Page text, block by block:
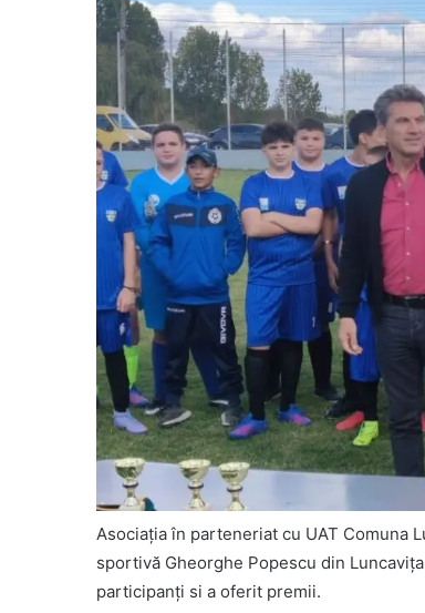
Asociația în parteneriat cu UAT Comuna
sportivă Gheorghe Popescu din
participanți si a oferit premii.